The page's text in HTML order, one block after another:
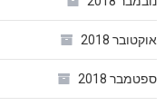
אוקטובר 2018
ספטמבר 2018